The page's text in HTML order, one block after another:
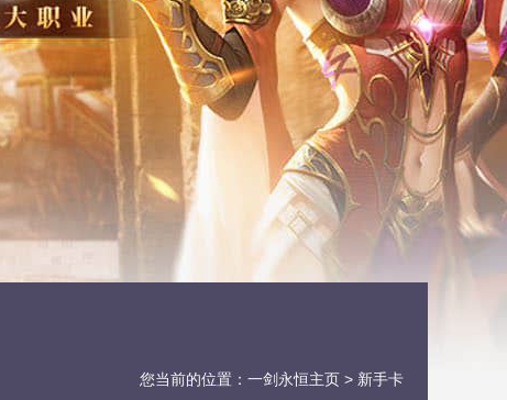
您当前的位置： 一剑永恒主页 > 新手卡